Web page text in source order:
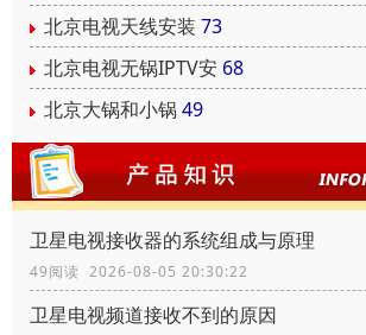
北京电视天线安装 73
北京电视无锅IPTV安 68
北京大锅和小锅 49
卫星电视接收器的系统组成与原理
49阅读 2026-08-05 20:30:22
卫星电视频道接收不到的原因